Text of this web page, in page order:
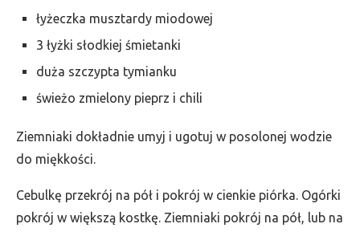
łyżeczka musztardy miodowej
3 łyżki słodkiej śmietanki
duża szczypta tymianku
świeżo zmielony pieprz i chili
Ziemniaki dokładnie umyj i ugotuj w posolonej wodzie
do miękkości.
Cebulkę przekrój na pół i pokrój w cienkie piórka. Ogórki
pokrój w większą kostkę. Ziemniaki pokrój na pół, lub na